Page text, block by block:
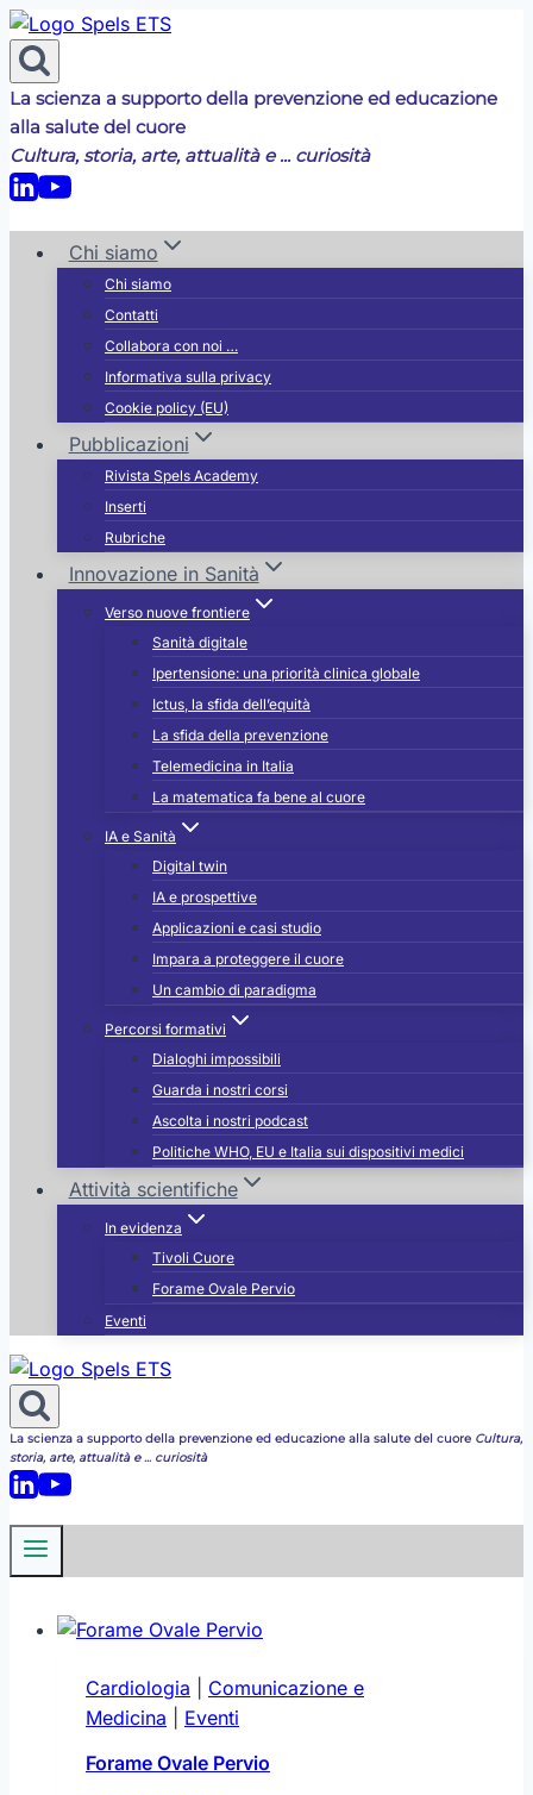
Salta
al
contenuto
La scienza a supporto della prevenzione ed educazione
alla salute del cuore
Cultura, storia, arte, attualità e ... curiosità
Chi siamo
Chi siamo
Contatti
Collabora con noi …
Informativa sulla privacy
Cookie policy (EU)
Pubblicazioni
Rivista Spels Academy
Inserti
Rubriche
Innovazione in Sanità
Verso nuove frontiere
Sanità digitale
Ipertensione: una priorità clinica globale
Ictus, la sfida dell’equità
La sfida della prevenzione
Telemedicina in Italia
La matematica fa bene al cuore
IA e Sanità
Digital twin
IA e prospettive
Applicazioni e casi studio
Impara a proteggere il cuore
Un cambio di paradigma
Percorsi formativi
Dialoghi impossibili
Guarda i nostri corsi
Ascolta i nostri podcast
Politiche WHO, EU e Italia sui dispositivi medici
Attività scientifiche
In evidenza
Tivoli Cuore
Forame Ovale Pervio
Eventi
La scienza a supporto della prevenzione ed educazione alla salute del cuore Cultura,
storia, arte, attualità e ... curiosità
Cardiologia
Comunicazione e
Medicina
Eventi
Forame Ovale Pervio